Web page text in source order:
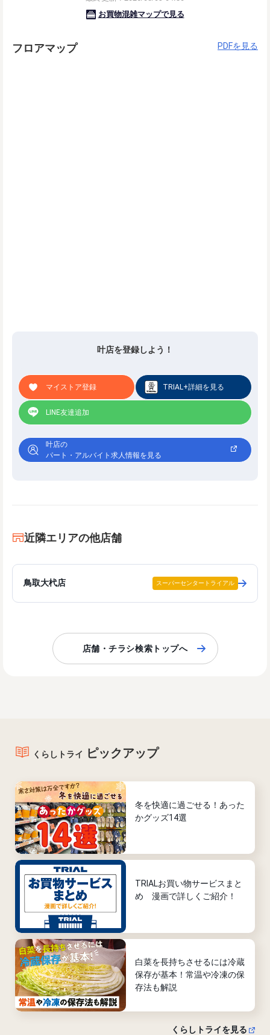
フロアマップ PDFを見る
叶店を登録しよう！
マイストア登録 TRIAL+詳細を見る
LINE友達追加
叶店の
パート・アルバイト求人情報を見る
近隣エリアの他店舗
鳥取大杙店 スーパーセンタートライアル
店舗・チラシ検索トップへ
くらしトライ ピックアップ
冬を快適に過ごせる！あった
かグッズ14選
TRIALお買い物サービスまと
め 漫画で詳しくご紹介！
白菜を長持ちさせるには冷蔵
保存が基本！常温や冷凍の保
存法も解説
くらしトライを見る